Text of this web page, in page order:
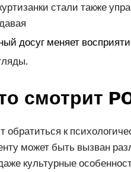
стали также
смотрит
обратиться к
может быть вызван
культурные